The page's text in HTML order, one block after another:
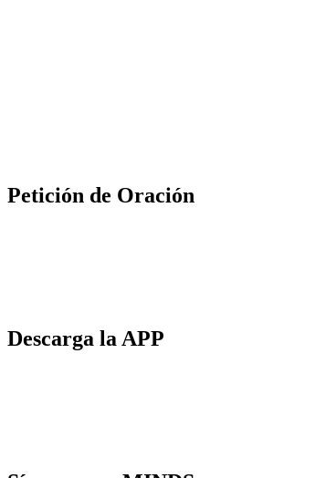
Petición de Oración
Descarga la APP